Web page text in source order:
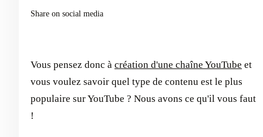
Share on social media
Vous pensez donc à création d'une chaîne YouTube et
vous voulez savoir quel type de contenu est le plus
populaire sur YouTube ? Nous avons ce qu'il vous faut
!